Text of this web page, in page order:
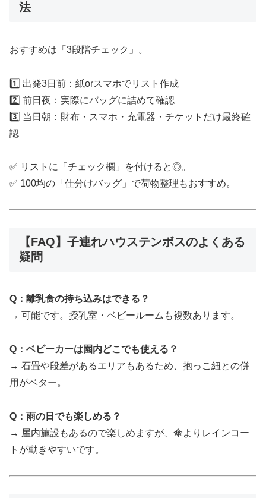
法
おすすめは「3段階チェック」。
1️⃣ 出発3日前：紙orスマホでリスト作成
2️⃣ 前日夜：実際にバッグに詰めて確認
3️⃣ 当日朝：財布・スマホ・充電器・チケットだけ最終確
認
✅ リストに「チェック欄」を付けると◎。
✅ 100均の「仕分けバッグ」で荷物整理もおすすめ。
【FAQ】子連れハウステンボスのよくある
疑問
Q：離乳食の持ち込みはできる？
→ 可能です。授乳室・ベビールームも複数あります。
Q：ベビーカーは園内どこでも使える？
→ 石畳や段差があるエリアもあるため、抱っこ紐との併
用がベター。
Q：雨の日でも楽しめる？
→ 屋内施設もあるので楽しめますが、傘よりレインコー
トが動きやすいです。